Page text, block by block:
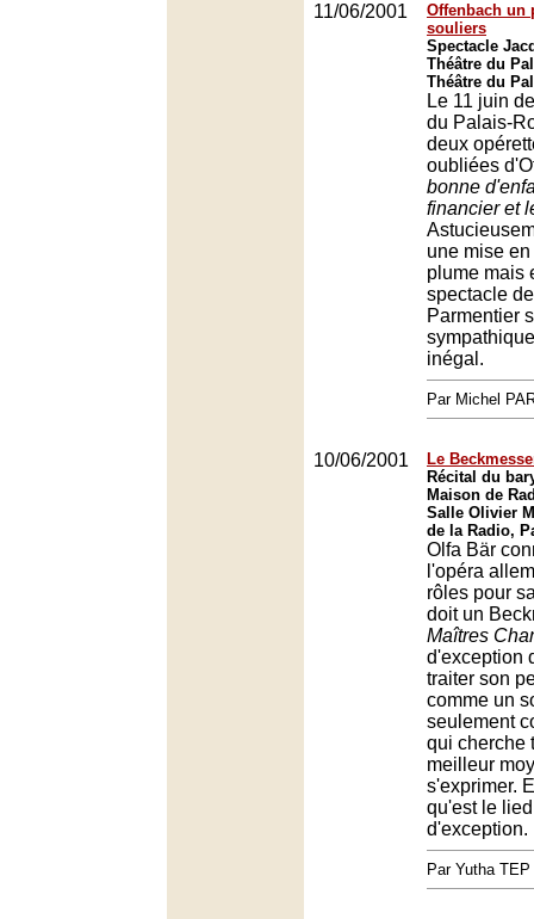
11/06/2001
Offenbach un
souliers
Spectacle
Théâtre du
Théâtre du
Le 11 juin
du Palais-
deux
oubliées
bonne
financier et
une mise
plume mais
spectacle
Parmentier
inégal.
Par Michel
10/06/2001
Le
Récital du
Maison de
Salle Olivier
de la Radio,
Olfa Bär
l'opéra
rôles pour
doit un
Maîtres
d'exception
traiter son
comme un
seulement
qui cherche
meilleur
s'exprimer.
qu'est le
d'exception.
Par Yutha TEP